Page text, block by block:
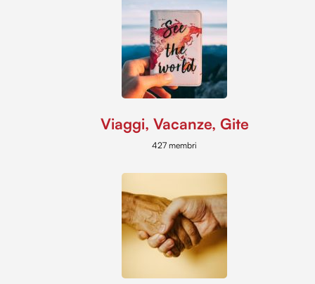
Viaggi, Vacanze, Gite
427 membri